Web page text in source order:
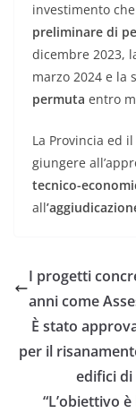
investimento
preliminare di
dicembre 2023,
marzo 2024 e la
permuta entro
La Provincia ed
giungere
tecnico-
all
I progetti
anni come
È stato
per il
edifici di
“L’obiettivo